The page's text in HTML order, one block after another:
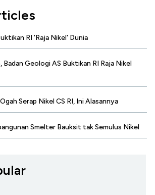
RI 'Raja Nikel' Dunia
Badan Geologi AS Buktikan RI Raja Nikel
Serap Nikel CS RI, Ini Alasannya
Smelter Bauksit tak Semulus Nikel